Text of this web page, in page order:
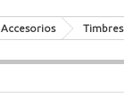
Accesorios Timbres